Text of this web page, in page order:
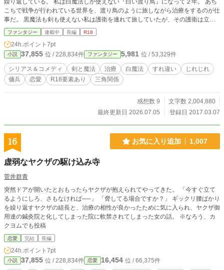
繰り返している。 私は白魔法しか使えない『白い渡り鳥』になって２年。 あち
こちで戦争が行われている世界を、渡り鳥のように旅しながら治療をするのが仕
事だ。 黒魔法も剣も使えない私は護衛を連れて旅していたが、その護衛は立ち
寄った街で別れることになって困り果てていた。そんな時、私はある戦場跡で満
身創痍の目付きの悪い男を見つけた。 そこから始まるほのぼのとした旅の時間
と、コメディとシリアスが何となく入り交じる、主人公の山あり谷ありな物語。
※ムーンライトノベルズさんの方でも同作品を投稿中です。
ファンタジー 連載中 長編 R18
24h.ポイント 7pt
小説 37,855 位 / 228,834件 ファンタジー 5,981 位 / 53,329件
シリアス＆コメディ 剣と魔法 治療 白魔法 すれ違い
じれじれ
傭兵
恋愛 R18要素あり 三角関係
感想数 9
文字数 2,004,880
最終更新日 2026.07.05
登録日 2017.03.07
16 お気に入り追加 1,007
虚弱なヤクザの駆け込み寺
菅井群青
突然ドアが開いたとおもったらヤクザが抱えられてやってきた。 「今すぐ立て
るようにしろ、さもなければ──」 「脅してる場合ですか？」 ギックリ腰ばかり
を繰り返すヤクザの組長と、治療の相性が良かったために気に入られ、ヤクザ御
用達の鍼灸院と化してしまった院に軟禁されてしまった女の話。 ※なろう、カ
クヨムでも投稿
恋愛 完結 長編
24h.ポイント 7pt
小説 37,855 位 / 228,834件 恋愛 16,454 位 / 66,375件